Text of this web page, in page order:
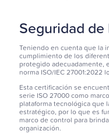
Seguridad
Teniendo en cuenta que la
cumplimiento de los
protegido adecuadamente,
norma ISO/IEC 27001:2022
Esta certificación se
serie ISO 27000 como
plataforma tecnológica que
estratégico, por lo que es
marco de control para
organización.